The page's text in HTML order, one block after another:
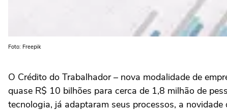
Foto: Freepik
O Crédito do Trabalhador – nova modalidade de
quase R$ 10 bilhões para cerca de 1,8 milhão de
tecnologia, já adaptaram seus processos, a